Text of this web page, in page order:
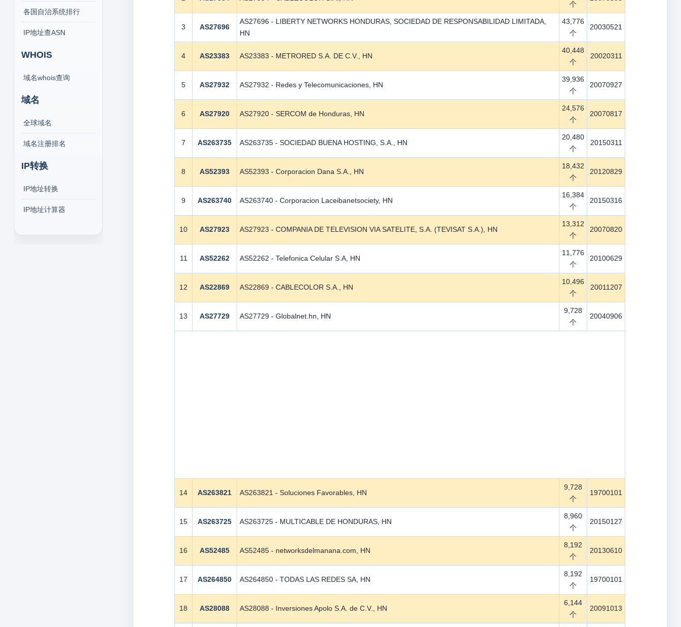
各国自治系统排行
IP地址查ASN
WHOIS
域名whois查询
域名
全球域名
域名注册排名
IP转换
IP地址转换
IP地址计算器
个
3 AS27696
AS27696 - LIBERTY NETWORKS HONDURAS, SOCIEDAD DE RESPONSABILIDAD LIMITADA,
HN
43,776
个
20030521
4 AS23383 AS23383 - METRORED S.A. DE C.V., HN
40,448
个
20020311
5 AS27932 AS27932 - Redes y Telecomunicaciones, HN
39,936
个
20070927
6 AS27920 AS27920 - SERCOM de Honduras, HN
24,576
个
20070817
7 AS263735 AS263735 - SOCIEDAD BUENA HOSTING, S.A., HN
20,480
个
20150311
8 AS52393 AS52393 - Corporacion Dana S.A., HN
18,432
个
20120829
9 AS263740 AS263740 - Corporacion Laceibanetsociety, HN
16,384
个
20150316
10 AS27923 AS27923 - COMPANIA DE TELEVISION VIA SATELITE, S.A. (TEVISAT S.A.), HN
13,312
个
20070820
11 AS52262 AS52262 - Telefonica Celular S.A, HN
11,776
个
20100629
12 AS22869 AS22869 - CABLECOLOR S.A., HN
10,496
个
20011207
13 AS27729 AS27729 - Globalnet.hn, HN
9,728
个
20040906
14 AS263821 AS263821 - Soluciones Favorables, HN
9,728
个
19700101
15 AS263725 AS263725 - MULTICABLE DE HONDURAS, HN
8,960
个
20150127
16 AS52485 AS52485 - networksdelmanana.com, HN
8,192
个
20130610
17 AS264850 AS264850 - TODAS LAS REDES SA, HN
8,192
个
19700101
18 AS28088 AS28088 - Inversiones Apolo S.A. de C.V., HN
6,144
个
20091013